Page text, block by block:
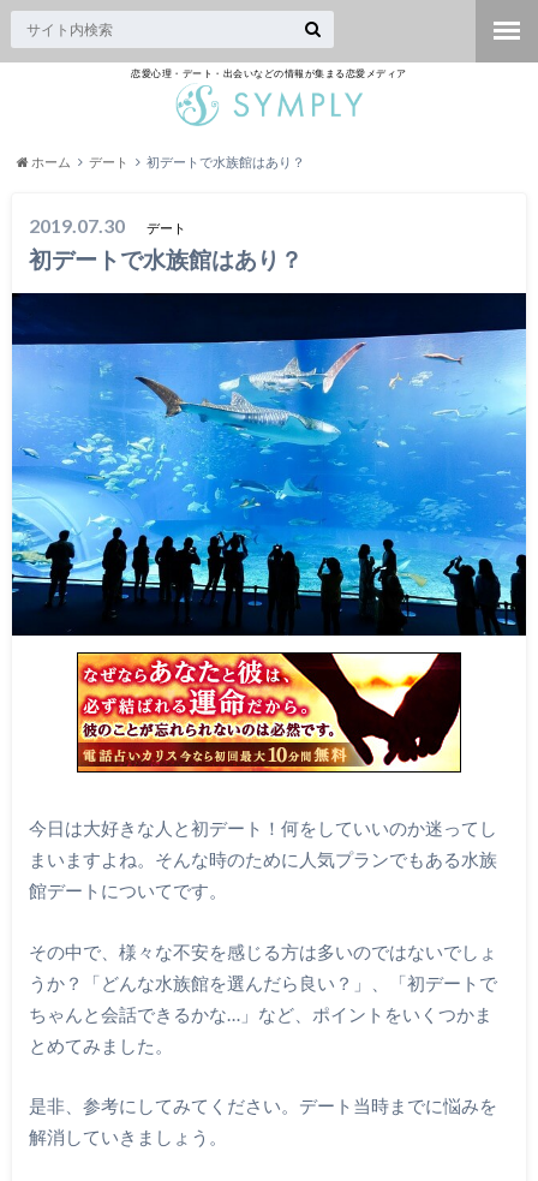
恋愛心理・デート・出会いなどの情報が集まる恋愛メディア
ホーム デート 初デートで水族館はあり？
2019.07.30 デート
初デートで水族館はあり？
今日は大好きな人と初デート！何をしていいのか迷ってし
まいますよね。そんな時のために人気プランでもある水族
館デートについてです。
その中で、様々な不安を感じる方は多いのではないでしょ
うか？「どんな水族館を選んだら良い？」、「初デートで
ちゃんと会話できるかな…」など、ポイントをいくつかま
とめてみました。
是非、参考にしてみてください。デート当時までに悩みを
解消していきましょう。